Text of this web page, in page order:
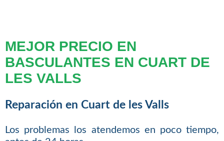
MEJOR PRECIO EN
BASCULANTES EN CUART DE
LES VALLS
Reparación en Cuart de les Valls
Los problemas los atendemos en poco tiempo,